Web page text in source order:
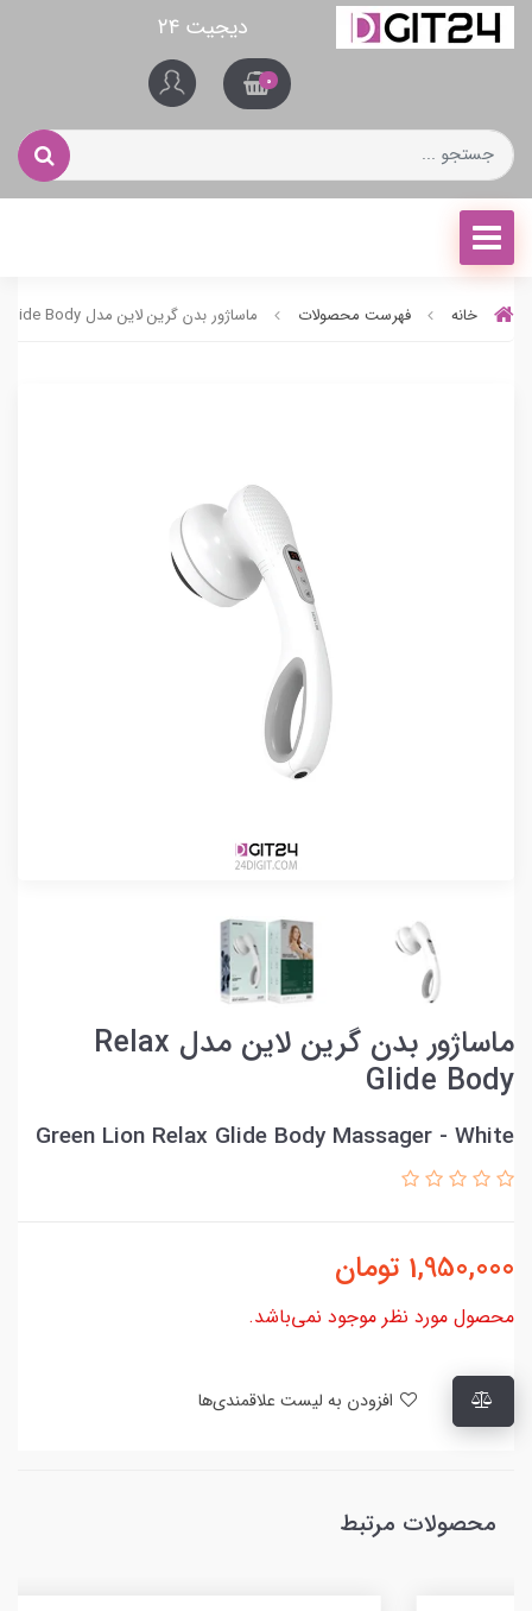
دیجیت ۲۴
0
خانه فهرست محصولات ماساژور بدن گرین لاین مدل Relax Glide Body
ماساژور بدن گرین لاین مدل Relax
Glide Body
Green Lion Relax Glide Body Massager - White
1,950,000 تومان
محصول مورد نظر موجود نمی‌باشد.
محصولات مرتبط